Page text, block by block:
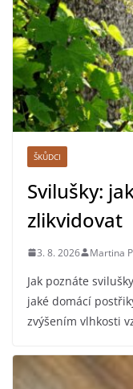
ŠKŮDCI
Svilušky:
zlikvidovat
3. 8. 2026 Martina
Jak poznáte
jaké domácí
zvýšením vlhkosti